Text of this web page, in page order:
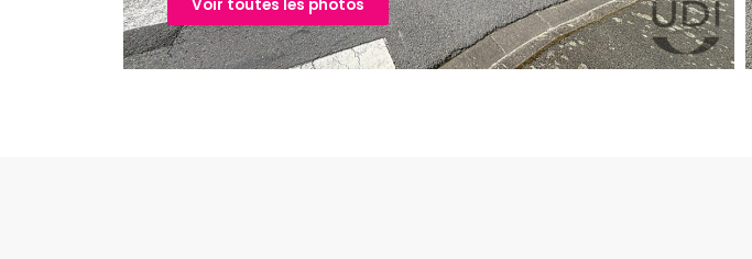
Voir toutes les photos